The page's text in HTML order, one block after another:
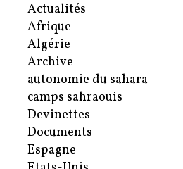
Actualités
Afrique
Algérie
Archive
autonomie du sahara
camps sahraouis
Devinettes
Documents
Espagne